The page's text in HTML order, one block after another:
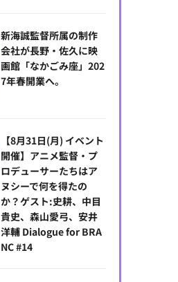
新海誠監督所属の制作
会社が長野・佐久に映
画館「なかごみ座」202
7年春開業へ。
【8月31日(月) イベント
開催】アニメ監督・プ
ロデューサーたちはア
ヌシーで何を得たの
か？ゲスト:史耕、中目
貴史、森山愛弓、安井
洋輔 Dialogue for BRA
NC #14